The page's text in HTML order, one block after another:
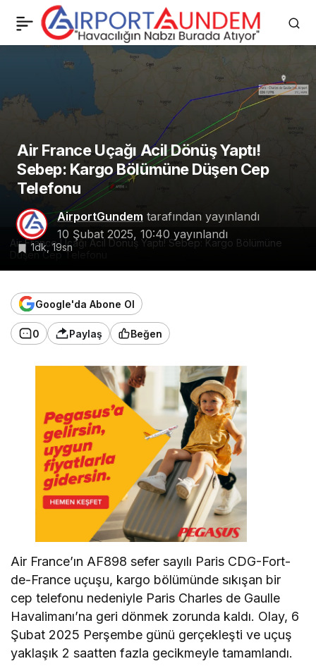
Air France Uçağı Acil Dönüş Yaptı! Sebep: Kargo Bölümüne
Düşen Cep Telefonu
Air France Uçağı Acil Dönüş Yaptı!
Sebep: Kargo Bölümüne Düşen Cep
Telefonu
AirportGundem tarafından yayınlandı
10 Şubat 2025, 10:40 yayınlandı
1dk, 19sn
Google'da Abone Ol
0 Paylaş Beğen
Air France’ın AF898 sefer sayılı Paris CDG-Fort-
de-France uçuşu, kargo bölümünde sıkışan bir
cep telefonu nedeniyle Paris Charles de Gaulle
Havalimanı’na geri dönmek zorunda kaldı. Olay, 6
Şubat 2025 Perşembe günü gerçekleşti ve uçuş
yaklaşık 2 saatten fazla gecikmeyle tamamlandı.
easyJet Uçağı Pilot Krizi
Nedeniyle Atina’ya Acil
İniş Yaptı
0 Paylaş